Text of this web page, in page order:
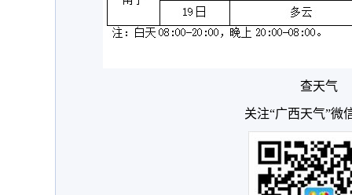
查天气
关注“广西天气”微